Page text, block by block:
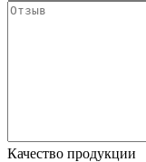
Качество продукции